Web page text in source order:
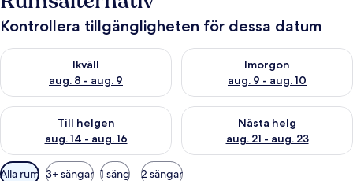
Kontrollera tillgängligheten för dessa datum
Ikväll
aug. 8 - aug. 9
Kontrollera tillgängligheten för ikväll aug. 8 - aug. 9
Imorgon
aug. 9 - aug. 10
Kontrollera tillgängligheten
Till helgen
aug. 14 - aug. 16
Kontrollera tillgängligheten för den här helgen aug. 14 - aug.
Nästa helg
aug. 21 - aug. 23
Kontrollera tillgängligheten
Tillgängliga
Alla rum 3+ sängar 1 säng 2 sängar